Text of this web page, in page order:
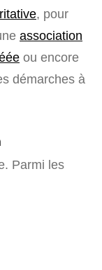
, pour
association
ou encore
démarches à
Parmi les